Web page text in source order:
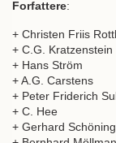
Forfattere:
+ Christen Friis
+ C.G. Kratzenstein
+ Hans Ström
+ A.G. Carstens
+ Peter Friderich
+ C. Hee
+ Gerhard Schöning